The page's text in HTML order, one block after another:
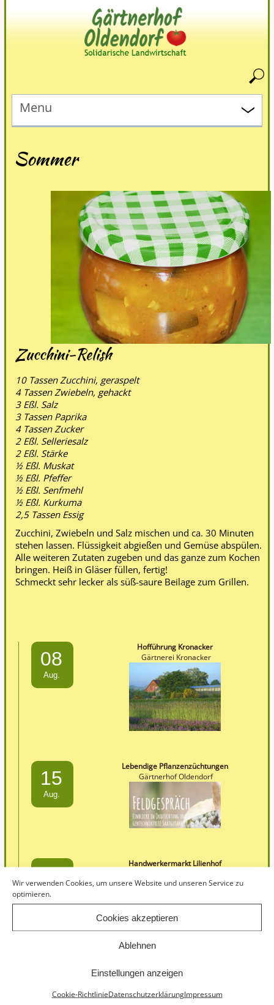
Wir verwenden Cookies, um unsere Website und unseren Service zu
optimieren.
Cookies akzeptieren
Ablehnen
Einstellungen anzeigen
Cookie-RichtlinieDatenschutzerklärungImpressum
Menu
Sommer
Zucchini-Relish
10 Tassen Zucchini, geraspelt
4 Tassen Zwiebeln, gehackt
3 Eßl. Salz
3 Tassen Paprika
4 Tassen Zucker
2 Eßl. Selleriesalz
2 Eßl. Stärke
½ Eßl. Muskat
½ Eßl. Pfeffer
½ Eßl. Senfmehl
½ Eßl. Kurkuma
2,5 Tassen Essig
Zucchini, Zwiebeln und Salz mischen und ca. 30 Minuten
stehen lassen. Flüssigkeit abgießen und Gemüse abspülen.
Alle weiteren Zutaten zugeben und das ganze zum Kochen
bringen. Heiß in Gläser füllen, fertig!
Schmeckt sehr lecker als süß-saure Beilage zum Grillen.
08
Aug.
Hofführung Kronacker
Gärtnerei Kronacker
15
Aug.
Lebendige Pflanzenzüchtungen
Gärtnerhof Oldendorf
16
Aug.
Handwerkermarkt Lilienhof